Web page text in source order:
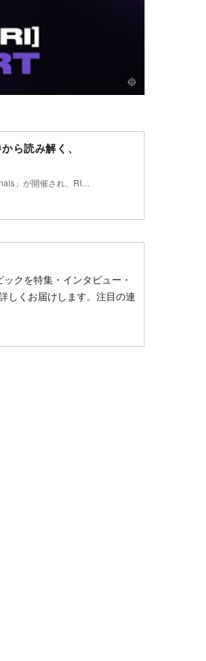
ら読み解く、
」が開催され、RI…
SNS
クを特集・インタビュー・
しくお届けします。注目の連